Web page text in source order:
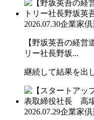
2026.07.30企業家
【野坂英吾の経
リー社長野坂...
継続して結果を出
2026.07.29企業家